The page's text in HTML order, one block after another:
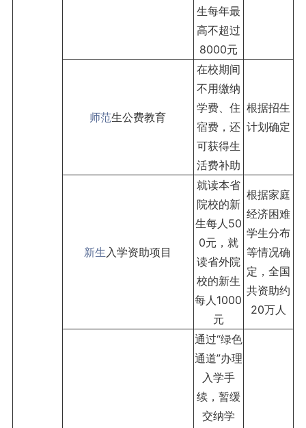
生每年最
高不超过
8000元
师范生公费教育
在校期间
不用缴纳
学费、住
宿费，还
可获得生
活费补助
根据招生
计划确定
新生入学资助项目
就读本省
院校的新
生每人50
0元，就
读省外院
校的新生
每人1000
元
根据家庭
经济困难
学生分布
等情况确
定，全国
共资助约
20万人
通过“绿色
通道”办理
入学手
续，暂缓
交纳学